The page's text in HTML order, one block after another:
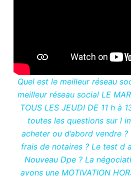
Quel est le meilleur réseau
meilleur réseau social LE
TOUS LES JEUDI DE 11 h à
toutes les questions sur l
acheter ou d’abord vendre
frais de notaires ? Le test d
Nouveau Dpe ? La
avons une MOTIVATION